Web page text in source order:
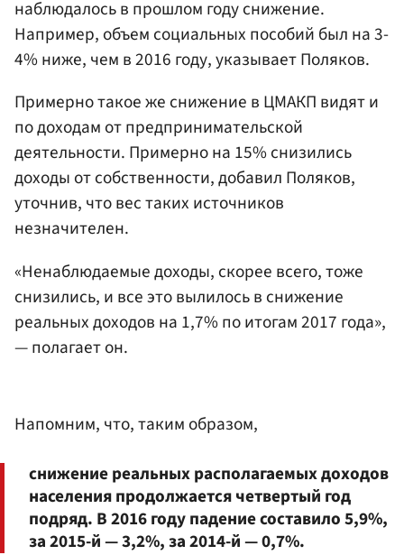
наблюдалось в прошлом году снижение.
Например, объем социальных пособий был на 3-
4% ниже, чем в 2016 году, указывает Поляков.
Примерно такое же снижение в ЦМАКП видят и
по доходам от предпринимательской
деятельности. Примерно на 15% снизились
доходы от собственности, добавил Поляков,
уточнив, что вес таких источников
незначителен.
«Ненаблюдаемые доходы, скорее всего, тоже
снизились, и все это вылилось в снижение
реальных доходов на 1,7% по итогам 2017 года»,
— полагает он.
Напомним, что, таким образом,
снижение реальных располагаемых доходов
населения продолжается четвертый год
подряд. В 2016 году падение составило 5,9%,
за 2015-й — 3,2%, за 2014-й — 0,7%.